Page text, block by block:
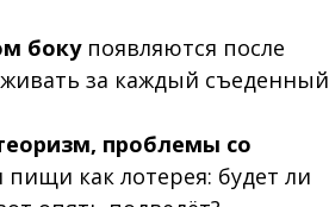
бокупоявляются после
за каждый съеденный
проблемы со
как лотерея: будет ли